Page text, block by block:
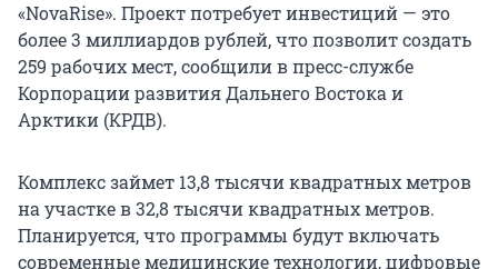
«NovaRise». Проект потребует инвестиций — это
более 3 миллиардов рублей, что позволит создать
259 рабочих мест, сообщили в пресс-службе
Корпорации развития Дальнего Востока и
Арктики (КРДВ).
Комплекс займет 13,8 тысячи квадратных метров
на участке в 32,8 тысячи квадратных метров.
Планируется, что программы будут включать
современные медицинские технологии, цифровые